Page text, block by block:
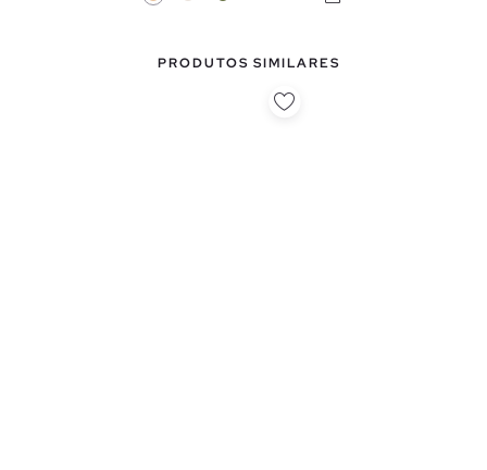
PRODUTOS SIMILARES